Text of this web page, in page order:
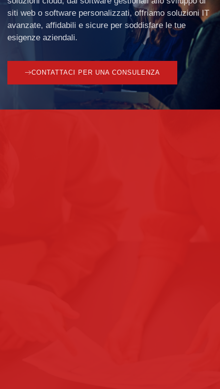
siti web o software personalizzati, offriamo soluzioni IT
avanzate, affidabili e sicure per soddisfare le tue
esigenze aziendali.
CONTATTACI PER UNA CONSULENZA